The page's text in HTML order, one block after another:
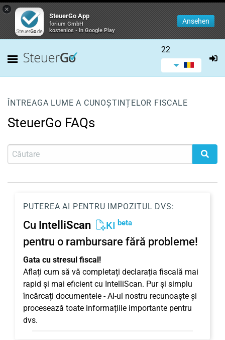
×
SteuerGo App
forium GmbH
kostenlos - In Google Play
Ansehen
22
ÎNTREAGA LUME A CUNOȘTINȚELOR FISCALE
SteuerGo FAQs
PUTEREA AI PENTRU IMPOZITUL DVS:
Cu IntelliScan KI beta
pentru o rambursare fără probleme!
Gata cu stresul fiscal!
Aflați cum să vă completați declarația fiscală mai
rapid și mai eficient cu IntelliScan. Pur și simplu
încărcați documentele - AI-ul nostru recunoaște și
procesează toate informațiile importante pentru
dvs.